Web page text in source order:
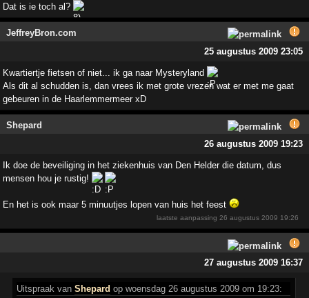
Dat is ie toch al?
JeffreyBron.com
25 augustus 2009 23:05
Kwartiertje fietsen of niet... ik ga naar Mysteryland
Als dit al schudden is, dan vrees ik met grote vrezen wat er met me gaat
gebeuren in de Haarlemmermeer xD
Shepard
26 augustus 2009 19:23
Ik doe de beveiliging in het ziekenhuis van Den Helder die datum, dus
mensen hou je rustig!
En het is ook maar 5 minuutjes lopen van huis het feest
laatste aanpassing26 augustus 2009 19:26
27 augustus 2009 16:37
Uitspraak vanShepard op woensdag 26 augustus 2009 om 19:23: